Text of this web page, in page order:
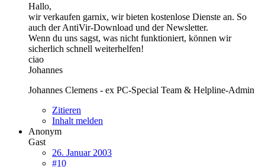
Hallo,
wir verkaufen garnix, wir bieten kostenlose Dienste an. So
auch der AntiVir-Download und der Newsletter.
Wenn du uns sagst, was nicht funktioniert, können wir
sicherlich schnell weiterhelfen!
ciao
Johannes
Johannes Clemens - ex PC-Special Team & Helpline-Admin
Zitieren
Inhalt melden
Anonym
Gast
26. Januar 2003
#10